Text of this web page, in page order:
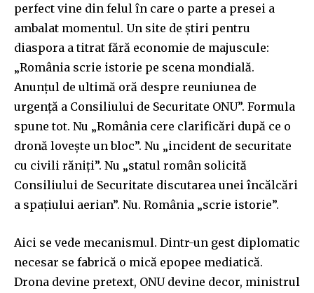
perfect vine din felul în care o parte a presei a
ambalat momentul. Un site de știri pentru
diaspora a titrat fără economie de majuscule:
„România scrie istorie pe scena mondială.
Anunțul de ultimă oră despre reuniunea de
urgență a Consiliului de Securitate ONU”. Formula
spune tot. Nu „România cere clarificări după ce o
dronă lovește un bloc”. Nu „incident de securitate
cu civili răniți”. Nu „statul român solicită
Consiliului de Securitate discutarea unei încălcări
a spațiului aerian”. Nu. România „scrie istorie”.
Aici se vede mecanismul. Dintr-un gest diplomatic
necesar se fabrică o mică epopee mediatică.
Drona devine pretext, ONU devine decor, ministrul